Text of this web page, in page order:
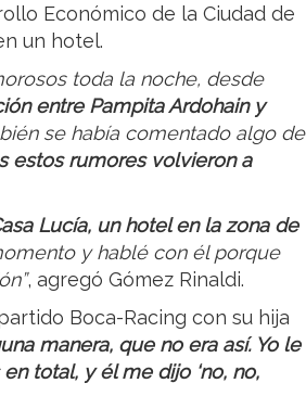
Económico de la Ciudad de
un hotel.
toda la noche, desde
entre Pampita Ardohain y
se había comentado algo de
estos rumores volvieron a
Lucía, un hotel en la zona de
y hablé con él porque
, agregó Gómez Rinaldi.
Boca-Racing con su hija
manera, que no era así. Yo le
total, y él me dijo ‘no, no,